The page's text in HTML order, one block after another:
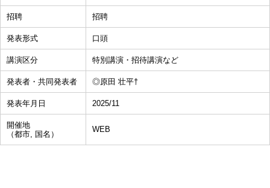
招聘 招聘
発表形式 口頭
講演区分 特別講演・招待講演など
発表者・共同発表者 ◎原田 壮平†
発表年月日 2025/11
開催地
（都市, 国名）
WEB